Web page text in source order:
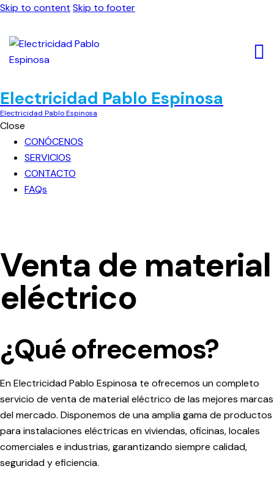
Skip to content Skip to footer
Electricidad Pablo Espinosa
Electricidad Pablo Espinosa
Close
CONÓCENOS
SERVICIOS
CONTACTO
FAQs
Venta de material
eléctrico
¿Qué ofrecemos?
EnElectricidad Pablo Espinosa te ofrecemos un completo
servicio de venta de material eléctrico de las mejores marcas
del mercado. Disponemos de una amplia gama de productos
para instalaciones eléctricas en viviendas, oficinas, locales
comerciales e industrias, garantizando siempre calidad,
seguridad y eficiencia.